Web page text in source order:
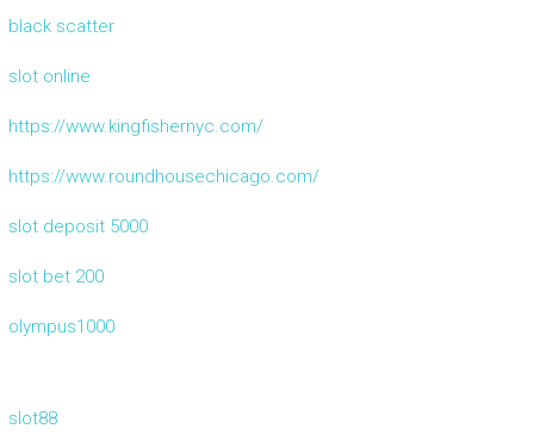
black scatter
slot online
https://www.kingfishernyc.com/
https://www.roundhousechicago.com/
slot deposit 5000
slot bet 200
olympus1000
slot88